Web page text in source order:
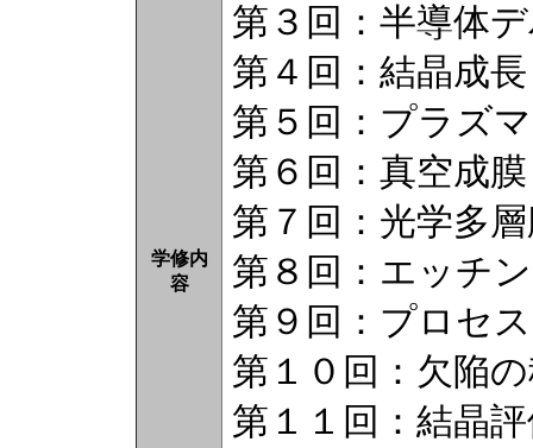
学修内
容
第３回：半導体
第４回：結晶成長
第５回：プラズマ
第６回：真空成膜
第７回：光学多
第８回：エッチ
第９回：プロセ
第１０回：欠陥
第１１回：結晶